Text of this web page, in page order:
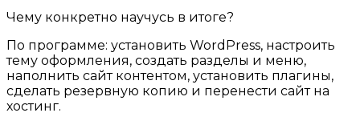
Чему конкретно научусь в итоге?
По программе: установить WordPress, настроить
тему оформления, создать разделы и меню,
наполнить сайт контентом, установить плагины,
сделать резервную копию и перенести сайт на
хостинг.